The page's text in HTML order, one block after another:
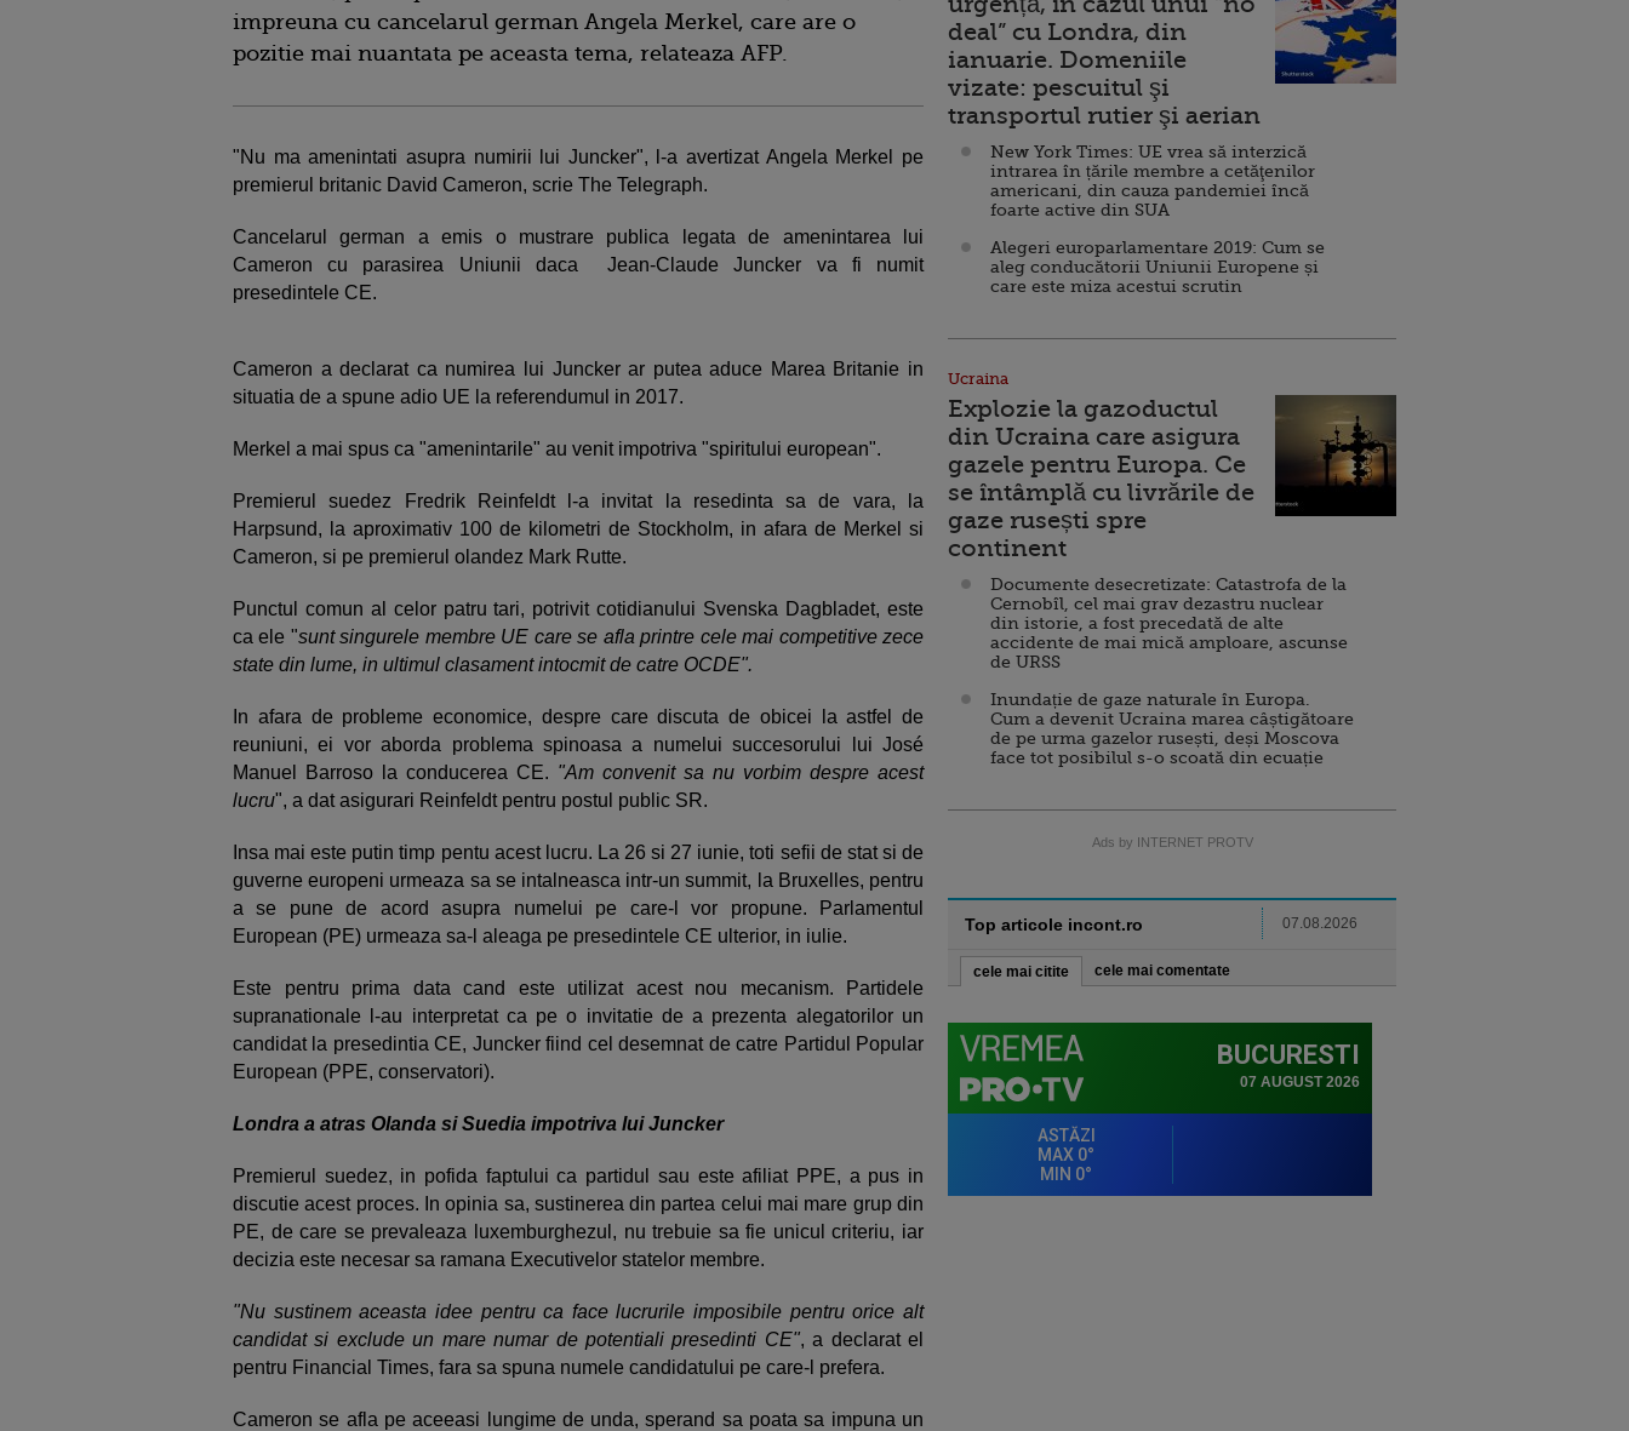
impreuna cu cancelarul german Angela Merkel, care are o
pozitie mai nuantata pe aceasta tema, relateaza AFP.
"Nu ma amenintati asupra numirii lui Juncker", l-a avertizat Angela Merkel pe
premierul britanic David Cameron, scrie The Telegraph.
Cancelarul german a emis o mustrare publica legata de amenintarea lui
Cameron cu parasirea Uniunii daca Jean-Claude Juncker va fi numit
presedintele CE.
Cameron a declarat ca numirea lui Juncker ar putea aduce Marea Britanie in
situatia de a spune adio UE la referendumul in 2017.
Merkel a mai spus ca "amenintarile" au venit impotriva "spiritului european".
Premierul suedez Fredrik Reinfeldt l-a invitat la resedinta sa de vara, la
Harpsund, la aproximativ 100 de kilometri de Stockholm, in afara de Merkel si
Cameron, si pe premierul olandez Mark Rutte.
Punctul comun al celor patru tari, potrivit cotidianului Svenska Dagbladet, este
ca ele "sunt singurele membre UE care se afla printre cele mai competitive zece
state din lume, in ultimul clasament intocmit de catre OCDE".
In afara de probleme economice, despre care discuta de obicei la astfel de
reuniuni, ei vor aborda problema spinoasa a numelui succesorului lui José
Manuel Barroso la conducerea CE. "Am convenit sa nu vorbim despre acest
lucru", a dat asigurari Reinfeldt pentru postul public SR.
Insa mai este putin timp pentu acest lucru. La 26 si 27 iunie, toti sefii de stat si de
guverne europeni urmeaza sa se intalneasca intr-un summit, la Bruxelles, pentru
a se pune de acord asupra numelui pe care-l vor propune. Parlamentul
European (PE) urmeaza sa-l aleaga pe presedintele CE ulterior, in iulie.
Este pentru prima data cand este utilizat acest nou mecanism. Partidele
supranationale l-au interpretat ca pe o invitatie de a prezenta alegatorilor un
candidat la presedintia CE, Juncker fiind cel desemnat de catre Partidul Popular
European (PPE, conservatori).
Londra a atras Olanda si Suedia impotriva lui Juncker
Premierul suedez, in pofida faptului ca partidul sau este afiliat PPE, a pus in
discutie acest proces. In opinia sa, sustinerea din partea celui mai mare grup din
PE, de care se prevaleaza luxemburghezul, nu trebuie sa fie unicul criteriu, iar
decizia este necesar sa ramana Executivelor statelor membre.
"Nu sustinem aceasta idee pentru ca face lucrurile imposibile pentru orice alt
candidat si exclude un mare numar de potentiali presedinti CE", a declarat el
pentru Financial Times, fara sa spuna numele candidatului pe care-l prefera.
Cameron se afla pe aceeasi lungime de unda, sperand sa poata sa impuna un
deal” cu Londra, din
ianuarie. Domeniile
vizate: pescuitul şi
transportul rutier şi aerian
New York Times: UE vrea să interzică
intrarea în țările membre a cetăţenilor
americani, din cauza pandemiei încă
foarte active din SUA
Alegeri europarlamentare 2019: Cum se
aleg conducătorii Uniunii Europene și
care este miza acestui scrutin
Ucraina
Explozie la gazoductul
din Ucraina care asigura
gazele pentru Europa. Ce
se întâmplă cu livrările de
gaze rusești spre
continent
Documente desecretizate: Catastrofa de la
Cernobîl, cel mai grav dezastru nuclear
din istorie, a fost precedată de alte
accidente de mai mică amploare, ascunse
de URSS
Inundație de gaze naturale în Europa.
Cum a devenit Ucraina marea câștigătoare
de pe urma gazelor rusești, deși Moscova
face tot posibilul s-o scoată din ecuație
Ads by INTERNET PROTV
Top articole incont.ro 07.08.2026
cele mai citite cele mai comentate